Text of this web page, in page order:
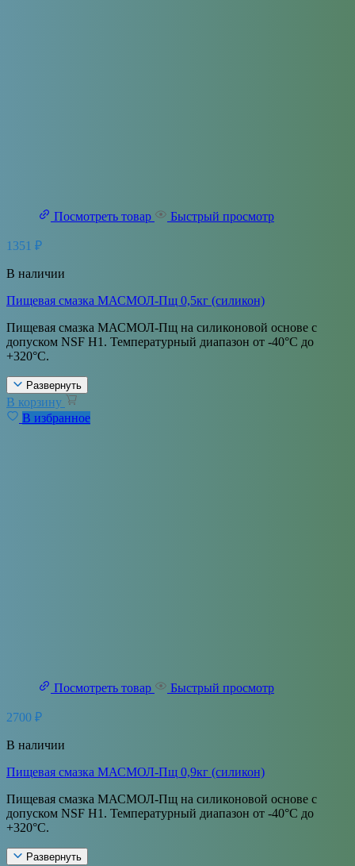
Посмотреть товар Быстрый просмотр
1351 ₽
В наличии
Пищевая смазка МАСМОЛ-Пщ 0,5кг (силикон)
Пищевая смазка МАСМОЛ-Пщ на силиконовой основе с
допуском NSF H1. Температурный диапазон от -40°С до
+320°С.
Развернуть
В корзину
В избранное
Посмотреть товар Быстрый просмотр
2700 ₽
В наличии
Пищевая смазка МАСМОЛ-Пщ 0,9кг (силикон)
Пищевая смазка МАСМОЛ-Пщ на силиконовой основе с
допуском NSF H1. Температурный диапазон от -40°С до
+320°С.
Развернуть